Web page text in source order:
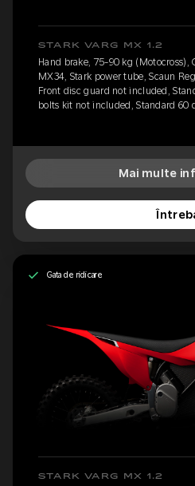
STARK VARG MX 1.2
Hand brake, 75-90 kg
MX34, Stark power tube, Scaun
Front disc guard not included,
bolts kit not included, Standard 60
Mai multe
Gata de ridicare
STARK VARG MX 1.2